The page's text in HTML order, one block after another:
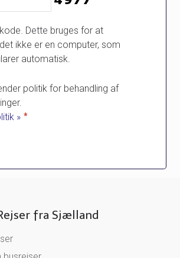
Dette bruges for at
ikke er en computer, som
automatisk.
politik for behandling af
» *
fra Sjælland